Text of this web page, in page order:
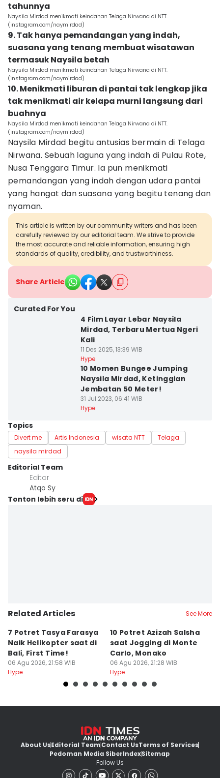
tahunnya
Naysila Mirdad menikmati keindahan Telaga Nirwana di NTT.
(instagram.com/naymirdad)
9. Tak hanya pemandangan yang indah,
suasana yang tenang membuat wisatawan
termasuk Naysila betah
Naysila Mirdad menikmati keindahan Telaga Nirwana di NTT.
(instagram.com/naymirdad)
10. Menikmati liburan di pantai tak lengkap jika
tak menikmati air kelapa murni langsung dari
buahnya
Naysila Mirdad menikmati keindahan Telaga Nirwana di NTT.
(instagram.com/naymirdad)
Naysila Mirdad begitu antusias bermain di Telaga
Nirwana. Sebuah laguna yang indah di Pulau Rote,
Nusa Tenggara Timur. Ia pun menikmati
pemandangan yang indah dengan udara pantai
yang hangat dan suasana yang begitu tenang dan
nyaman.
This article is written by our community writers and has been
carefully reviewed by our editorial team. We strive to provide
the most accurate and reliable information, ensuring high
standards of quality, credibility, and trustworthiness.
Share Article
Curated For You
4 Film Layar Lebar Naysila
Mirdad, Terbaru Mertua Ngeri
Kali
11 Des 2025, 13:39 WIB
Hype
10 Momen Bungee Jumping
Naysila Mirdad, Ketinggian
Jembatan 50 Meter!
31 Jul 2023, 06:41 WIB
Hype
Topics
Divert me Artis Indonesia wisata NTT
Telaga
naysila mirdad
Editorial Team
Editor
Atqo Sy
Tonton lebih seru di
Related Articles See More
7 Potret Tasya Farasya
Naik Helikopter saat di
Bali, First Time!
06 Agu 2026, 21:58 WIB
Hype
10 Potret Azizah Salsha
saat Jogging di Monte
Carlo, Monako
06 Agu 2026, 21:28 WIB
Hype
About UsEditorial TeamContact UsTerms of Services
Pedoman Media SiberIndexSitemap
Follow Us